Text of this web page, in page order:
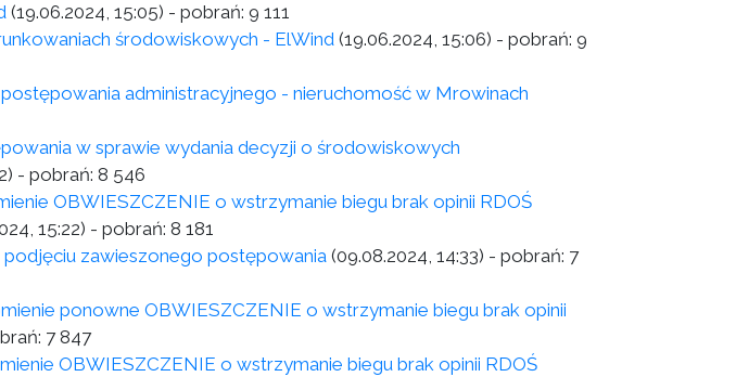
(19.06.2024, 15:05) - pobrań: 9 111
środowiskowych - ElWind (19.06.2024, 15:06) - pobrań: 9
administracyjnego - nieruchomość w Mrowinach
w sprawie wydania decyzji o środowiskowych
- pobrań: 8 546
OBWIESZCZENIE o wstrzymanie biegu brak opinii RDOŚ
15:22) - pobrań: 8 181
podjęciu zawieszonego postępowania (09.08.2024, 14:33) - pobrań: 7
ponowne OBWIESZCZENIE o wstrzymanie biegu brak opinii
7 847
OBWIESZCZENIE o wstrzymanie biegu brak opinii RDOŚ